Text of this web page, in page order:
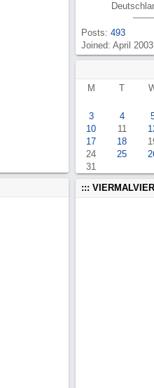
Posts: 493
Joined: April 2003
M T
3 4
10
11
17
18
24
25
31
:::